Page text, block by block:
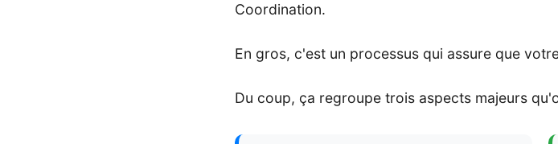
Coordination.
En gros, c'est un processus qui assure que
Du coup, ça regroupe trois aspects majeurs